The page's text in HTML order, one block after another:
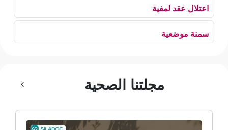
اعتلال عقد لمفية
سمنة موضعية
ألم وعائي وجهي
مجلتنا الصحية